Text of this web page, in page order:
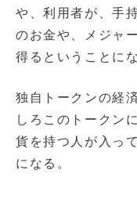
や、利用者が、手
のお金や、メジャ
得るということにな
独自トークンの経
しろこのトークン
貨を持つ人が入っ
になる。